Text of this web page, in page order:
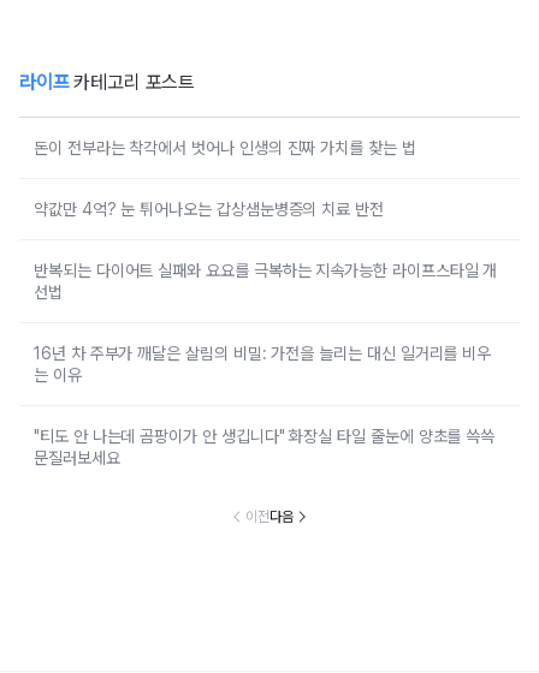
라이프카테고리 포스트
돈이 전부라는 착각에서 벗어나 인생의 진짜 가치를 찾는 법
약값만 4억? 눈 튀어나오는 갑상샘눈병증의 치료 반전
반복되는 다이어트 실패와 요요를 극복하는 지속가능한 라이프스타일 개
선법
16년 차 주부가 깨달은 살림의 비밀: 가전을 늘리는 대신 일거리를 비우
는 이유
"티도 안 나는데 곰팡이가 안 생깁니다" 화장실 타일 줄눈에 양초를 쓱쓱
문질러보세요
이전다음